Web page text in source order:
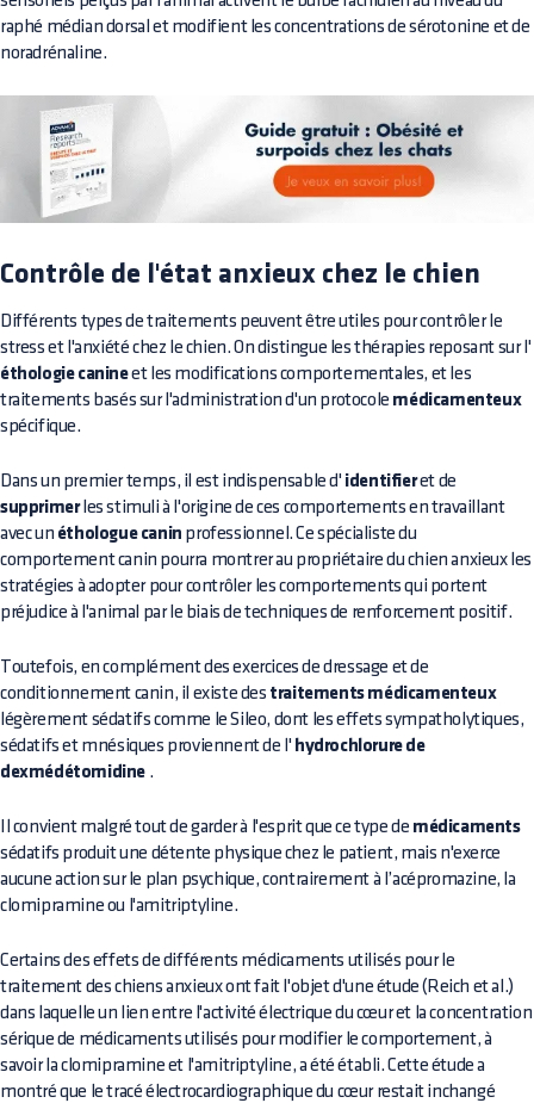
raphé médian dorsal et modifient les concentrations de sérotonine et de
noradrénaline.
Contrôle de l'état anxieux chez le chien
Différents types de traitements peuvent être utiles pour contrôler le
stress et l'anxiété chez le chien. On distingue les thérapies reposant sur l'
éthologie canineet les modifications comportementales, et les
traitements basés sur l'administration d'un protocole médicamenteux
spécifique.
Dans un premier temps, il est indispensable d' identifieret de
supprimerles stimuli à l'origine de ces comportements en travaillant
avec un éthologue canin professionnel. Ce spécialiste du
comportement canin pourra montrer au propriétaire du chien anxieux les
stratégies à adopter pour contrôler les comportements qui portent
préjudice à l'animal par le biais de techniques de renforcement positif.
Toutefois, en complément des exercices de dressage et de
conditionnement canin, il existe des traitements médicamenteux
légèrement sédatifs comme le Sileo, dont les effets sympatholytiques,
sédatifs et mnésiques proviennent de l' hydrochlorure de
dexmédétomidine .
Il convient malgré tout de garder à l'esprit que ce type de médicaments
sédatifs produit une détente physique chez le patient, mais n'exerce
aucune action sur le plan psychique, contrairement à l’acépromazine, la
clomipramine ou l'amitriptyline.
Certains des effets de différents médicaments utilisés pour le
traitement des chiens anxieux ont fait l'objet d'une étude (Reich et al.)
dans laquelle un lien entre l'activité électrique du cœur et la concentration
sérique de médicaments utilisés pour modifier le comportement, à
savoir la clomipramine et l'amitriptyline, a été établi. Cette étude a
montré que le tracé électrocardiographique du cœur restait inchangé